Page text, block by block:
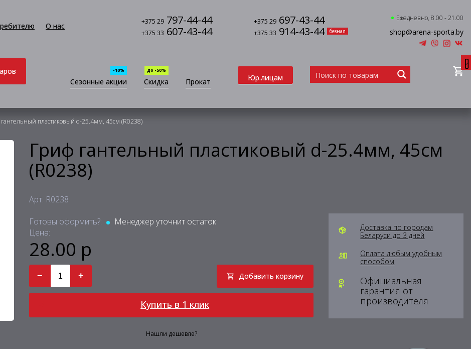
О нас +375 29 797-44-44 +375 29 697-43-44
+375 33 607-43-44 +375 33 914-43-44 безнал
Ежедневно, 8.00 - 21.00
shop@arena-sporta.by
Сезонные акции
-10%
Скидка
до -50%
Прокат Юр.лицам
0
пластиковый d-25.4мм, 45см (R0238)
Гриф гантельный пластиковый d-25.4мм, 45см
(R0238)
Арт: R0238
Готовы оформить?:
Менеджер уточнит остаток
Цена:
28.00 р
− + Добавить корзину
Купить в 1 клик
Нашли дешевле?
Доставка по городам
Беларуси до 3 дней
Оплата любым удобным
способом
Официальная
гарантия от
производителя